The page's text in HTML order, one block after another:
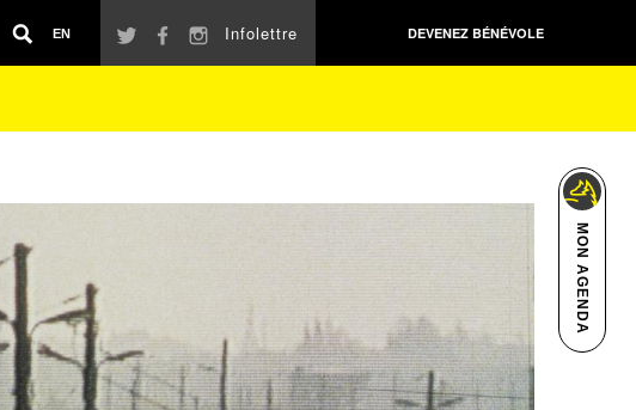
EN Infolettre DEVENEZ BÉNÉVOLE
MON AGENDA